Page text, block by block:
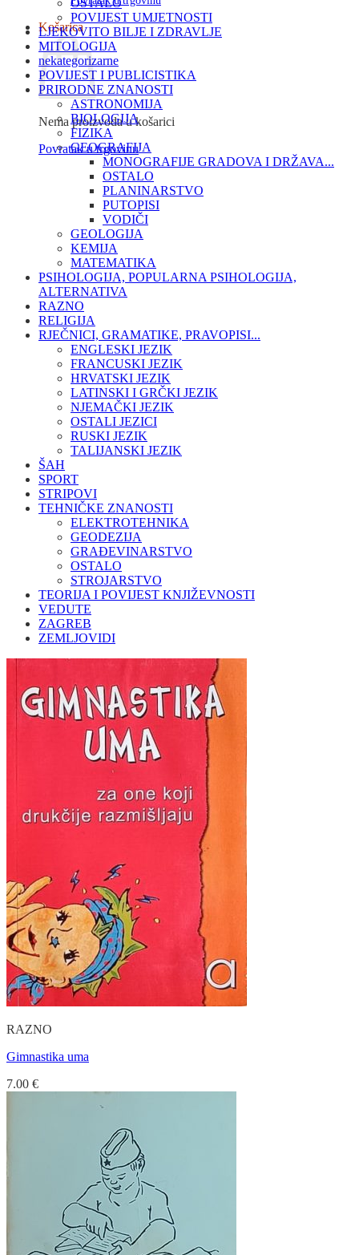
Košarica
Nema proizvoda u košarici
Povratak u trgovinu
OSTALO
POVIJEST UMJETNOSTI
LJEKOVITO BILJE I ZDRAVLJE
MITOLOGIJA
nekategorizarne
POVIJEST I PUBLICISTIKA
PRIRODNE ZNANOSTI
ASTRONOMIJA
BIOLOGIJA
FIZIKA
GEOGRAFIJA
MONOGRAFIJE GRADOVA I DRŽAVA...
OSTALO
PLANINARSTVO
PUTOPISI
VODIČI
GEOLOGIJA
KEMIJA
MATEMATIKA
PSIHOLOGIJA, POPULARNA PSIHOLOGIJA,
ALTERNATIVA
RAZNO
RELIGIJA
RJEČNICI, GRAMATIKE, PRAVOPISI...
ENGLESKI JEZIK
FRANCUSKI JEZIK
HRVATSKI JEZIK
LATINSKI I GRČKI JEZIK
NJEMAČKI JEZIK
OSTALI JEZICI
RUSKI JEZIK
TALIJANSKI JEZIK
ŠAH
SPORT
STRIPOVI
TEHNIČKE ZNANOSTI
ELEKTROTEHNIKA
GEODEZIJA
GRAĐEVINARSTVO
OSTALO
STROJARSTVO
TEORIJA I POVIJEST KNJIŽEVNOSTI
VEDUTE
ZAGREB
ZEMLJOVIDI
RAZNO
Gimnastika uma
7.00 €